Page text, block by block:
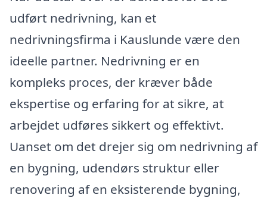
udført nedrivning, kan et
nedrivningsfirma i Kauslunde være den
ideelle partner. Nedrivning er en
kompleks proces, der kræver både
ekspertise og erfaring for at sikre, at
arbejdet udføres sikkert og effektivt.
Uanset om det drejer sig om nedrivning af
en bygning, udendørs struktur eller
renovering af en eksisterende bygning,